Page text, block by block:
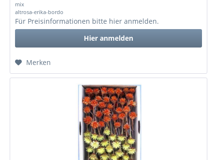
mix
altrosa-erika-bordo
Für Preisinformationen bitte hier anmelden.
Hier anmelden
Merken